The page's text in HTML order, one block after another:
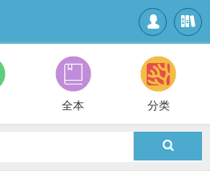
 
全本 分类
